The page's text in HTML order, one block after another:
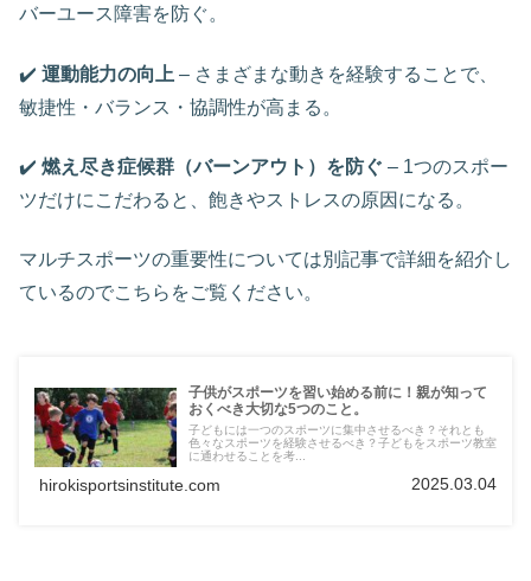
バーユース障害を防ぐ。
✔️ 運動能力の向上 – さまざまな動きを経験することで、
敏捷性・バランス・協調性が高まる。
✔️ 燃え尽き症候群（バーンアウト）を防ぐ – 1つのスポー
ツだけにこだわると、飽きやストレスの原因になる。
マルチスポーツの重要性については別記事で詳細を紹介し
ているのでこちらをご覧ください。
子供がスポーツを習い始める前に！親が知って
おくべき大切な5つのこと。
子どもには一つのスポーツに集中させるべき？それとも
色々なスポーツを経験させるべき？子どもをスポーツ教室
に通わせることを考...
hirokisportsinstitute.com 2025.03.04